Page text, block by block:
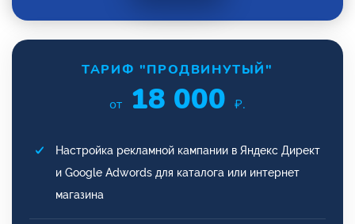
ТАРИФ "ПРОДВИНУТЫЙ"
от 18 000 ₽.
Настройка рекламной кампании в Яндекс Директ
и Google Adwords для каталога или интернет
магазина